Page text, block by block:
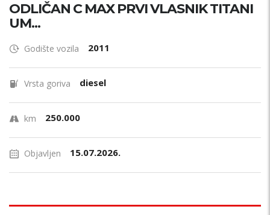
ODLIČAN C MAX PRVI VLASNIK TITANI
UM...
Godište vozila 2011
Vrsta goriva diesel
km 250.000
Objavljen 15.07.2026.